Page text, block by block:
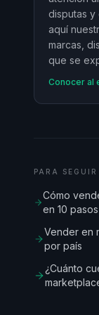
disputas y
aquí
marcas,
que se
Conocer al
PARA
Cómo
en 10 pasos
Vender en
por país
¿Cuánto